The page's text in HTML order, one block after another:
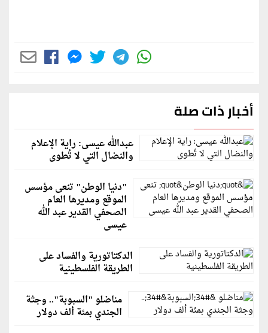
أخبار ذات صلة
عبدالله عيسى: راية الإعلام
والنضال التي لا تُطوى
"دنيا الوطن" تنعى مؤسس
الموقع ومديرها العام
الصحفي القدير عبد الله
عيسى
الدكتاتورية والفساد على
الطريقة الفلسطينية
مناضلو "السبوبة".. وجثة
الجندي بمئة ألف دولار